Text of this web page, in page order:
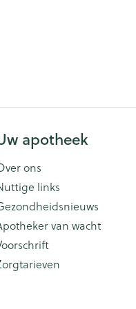
apotheek
ons
links
van wacht